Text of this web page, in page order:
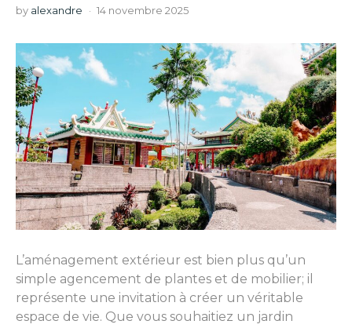
by alexandre 14 novembre 2025
L’aménagement extérieur est bien plus qu’un
simple agencement de plantes et de mobilier; il
représente une invitation à créer un véritable
espace de vie. Que vous souhaitiez un jardin